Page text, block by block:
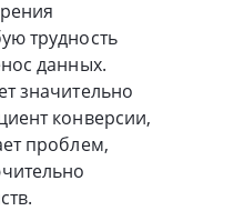
трудность
данных.
значительно
конверсии,
проблем,